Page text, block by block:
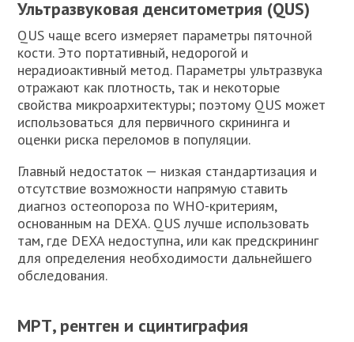
Ультразвуковая денситометрия (QUS)
QUS чаще всего измеряет параметры пяточной
кости. Это портативный, недорогой и
нерадиоактивный метод. Параметры ультразвука
отражают как плотность, так и некоторые
свойства микроархитектуры; поэтому QUS может
использоваться для первичного скрининга и
оценки риска переломов в популяции.
Главный недостаток — низкая стандартизация и
отсутствие возможности напрямую ставить
диагноз остеопороза по WHO-критериям,
основанным на DEXA. QUS лучше использовать
там, где DEXA недоступна, или как предскрининг
для определения необходимости дальнейшего
обследования.
МРТ, рентген и сцинтиграфия